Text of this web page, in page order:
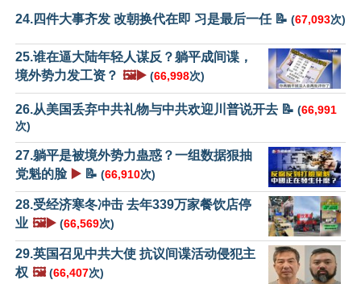
24.四件大事齐发 改朝换代在即 习是最后一任 📝 (67,093次)
25.谁在逼大陆年轻人谋反？躺平成间谍，
境外势力发工资？ 🖼️▶️ (66,998次)
26.从美国丢弃中共礼物与中共欢迎川普说开去 📝 (66,991
次)
27.躺平是被境外势力蛊惑？一组数据狠抽
党魁的脸 ▶️ 📝 (66,910次)
28.受经济寒冬冲击 去年339万家餐饮店停
业 🖼️▶️ (66,569次)
29.英国召见中共大使 抗议间谍活动侵犯主
权 🖼️ (66,407次)